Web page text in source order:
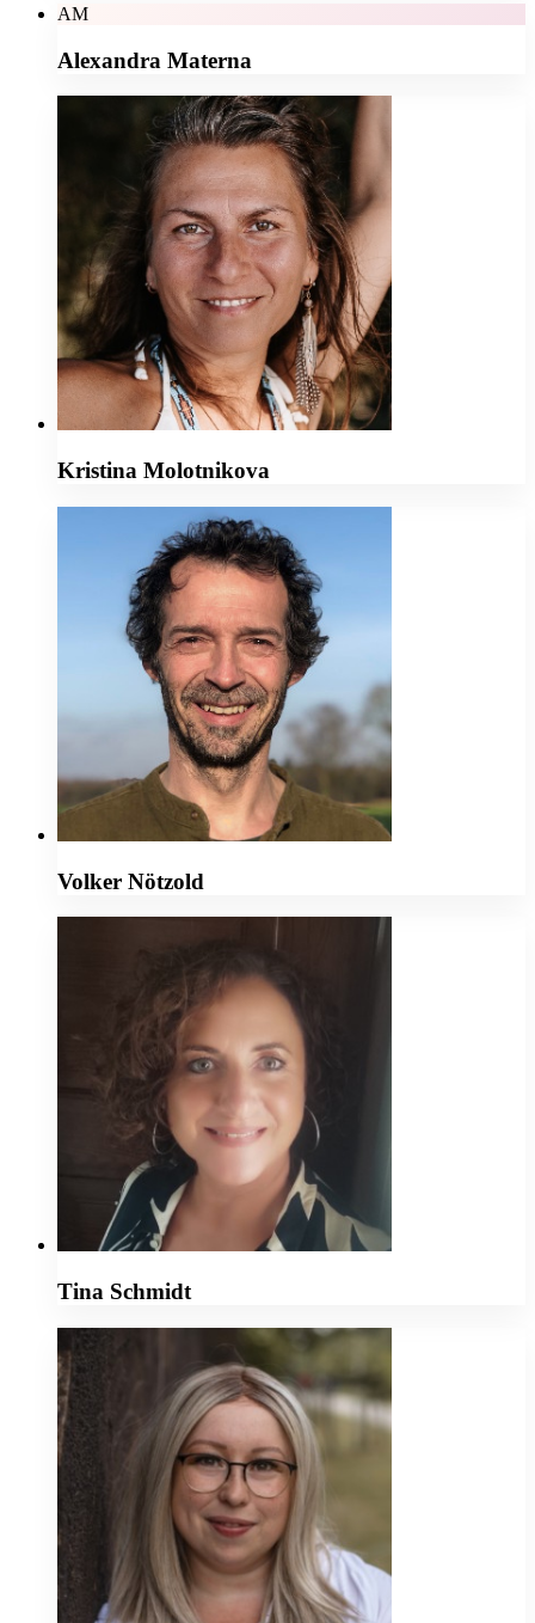
AM
Alexandra Materna
Kristina Molotnikova
Volker Nötzold
Tina Schmidt